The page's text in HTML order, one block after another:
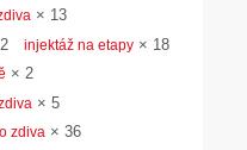
× 13
2 injektáž na etapy × 18
× 2
× 5
zdiva × 36